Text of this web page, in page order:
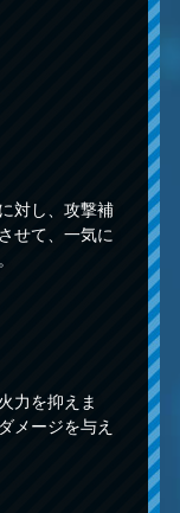
対し、攻撃補
せて、一気に
力を抑えま
メージを与え